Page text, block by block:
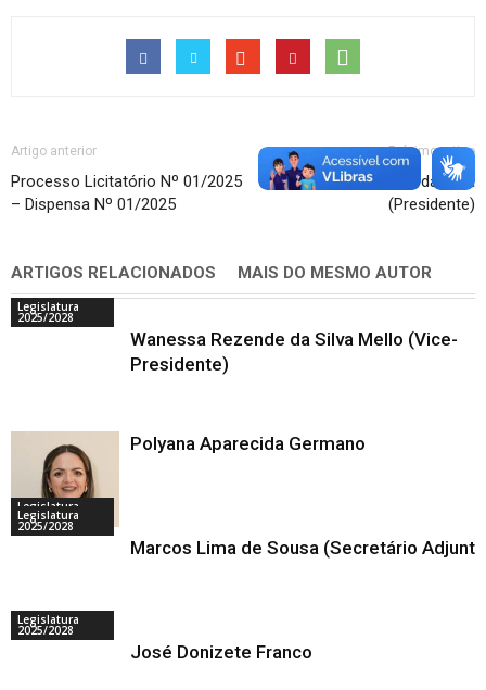
Artigo anterior
Processo Licitatório Nº 01/2025
– Dispensa Nº 01/2025
Próximo artigo
Edimauro Luiz da Silva
(Presidente)
ARTIGOS RELACIONADOS MAIS DO MESMO AUTOR
Legislatura
2025/2028
Wanessa Rezende da Silva Mello (Vice-
Presidente)
Legislatura
2025/2028
Polyana Aparecida Germano
Legislatura
2025/2028
Marcos Lima de Sousa (Secretário
Legislatura
2025/2028
José Donizete Franco